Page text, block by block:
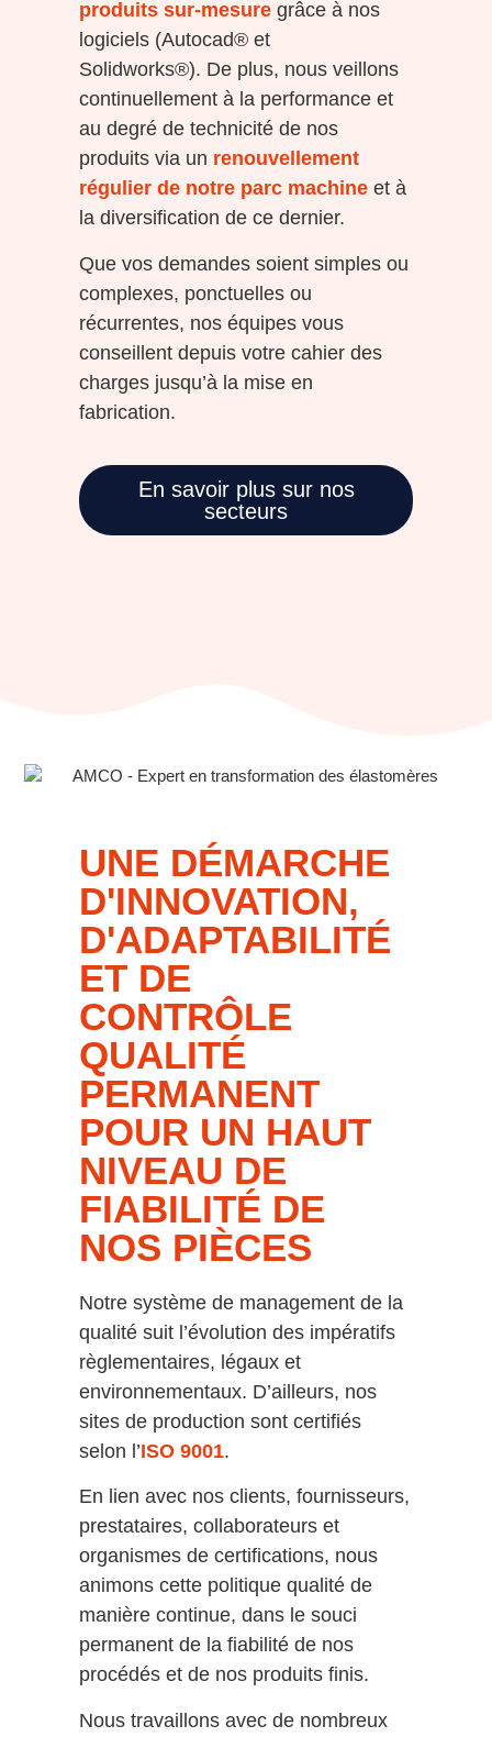
produits sur-mesure grâce à nos
logiciels (Autocad® et
Solidworks®). De plus, nous veillons
continuellement à la performance et
au degré de technicité de nos
produits via un renouvellement
régulier de notre parc machine et à
la diversification de ce dernier.
Que vos demandes soient simples ou
complexes, ponctuelles ou
récurrentes, nos équipes vous
conseillent depuis votre cahier des
charges jusqu’à la mise en
fabrication.
En savoir plus sur nos
secteurs
UNE DÉMARCHE
D'INNOVATION,
D'ADAPTABILITÉ
ET DE
CONTRÔLE
QUALITÉ
PERMANENT
POUR UN HAUT
NIVEAU DE
FIABILITÉ DE
NOS PIÈCES
Notre système de management de la
qualité suit l’évolution des impératifs
règlementaires, légaux et
environnementaux. D’ailleurs, nos
sites de production sont certifiés
selon l’ISO 9001.
En lien avec nos clients, fournisseurs,
prestataires, collaborateurs et
organismes de certifications, nous
animons cette politique qualité de
manière continue, dans le souci
permanent de la fiabilité de nos
procédés et de nos produits finis.
Nous travaillons avec de nombreux